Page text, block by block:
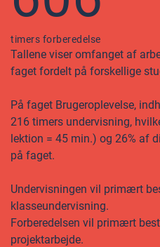
timers forberedelse
Tallene viser omfanget af
faget fordelt på forskellige
På faget Brugeroplevelse,
216 timers undervisning,
lektion = 45 min.) og 26% af
på faget.
Undervisningen vil primært
klasseundervisning.
Forberedelsen vil primært
projektarbejde.